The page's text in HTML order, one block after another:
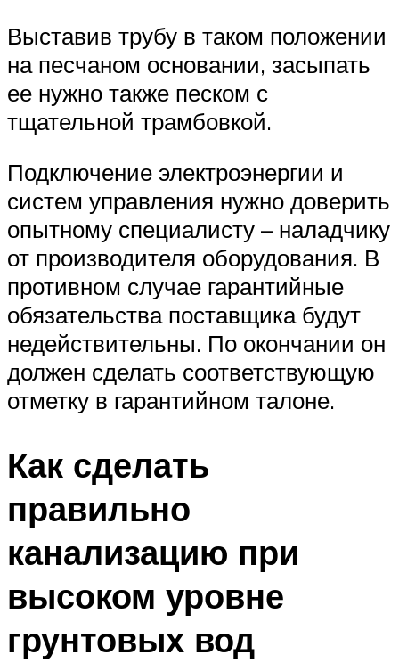
Выставив трубу в таком положении
на песчаном основании, засыпать
ее нужно также песком с
тщательной трамбовкой.
Подключение электроэнергии и
систем управления нужно доверить
опытному специалисту – наладчику
от производителя оборудования. В
противном случае гарантийные
обязательства поставщика будут
недействительны. По окончании он
должен сделать соответствующую
отметку в гарантийном талоне.
Как сделать
правильно
канализацию при
высоком уровне
грунтовых вод